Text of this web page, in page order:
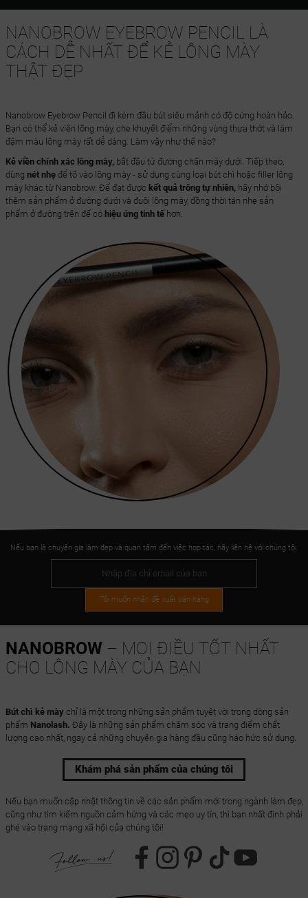
NANOBROW EYEBROW PENCIL LÀ
CÁCH DỄ NHẤT ĐỂ KẺ LÔNG MÀY
THẬT ĐẸP
Nanobrow Eyebrow Pencil đi kèm đầu bút siêu mảnh có độ cứng hoàn hảo.
Bạn có thể kẻ viên lông mày, che khuyết điểm những vùng thưa thớt và làm
đậm màu lông mày rất dễ dàng. Làm vậy như thế nào?
Kẻ viền chính xác lông mày,bắt đầu từ đường chân mày dưới. Tiếp theo,
dùng nét nhẹđể tô vào lông mày - sử dụng cùng loại bút chì hoặc filler lông
mày khác từ Nanobrow. Để đạt được kết quả trông tự nhiên,hãy nhớ bôi
thêm sản phẩm ở đường dưới và đuôi lông mày, đồng thời tán nhẹ sản
phẩm ở đường trên để có hiệu ứng tinh tếhơn.
Nếu bạn là chuyên gia làm đẹp và quan tâm đến việc hợp tác, hãy liên hệ với chúng tôi.
Tôi muốn nhận đề xuất bán hàng
NANOBROW– MỌI ĐIỀU TỐT NHẤT
CHO LÔNG MÀY CỦA BẠN
Bút chì kẻ mày chỉ là một trong những sản phẩm tuyệt vời trong dòng sản
phẩm Nanolash. Đây là những sản phẩm chăm sóc và trang điểm chất
lượng cao nhất, ngay cả những chuyên gia hàng đầu cũng háo hức sử dụng.
Khám phá sản phẩm của chúng tôi
Nếu bạn muốn cập nhật thông tin về các sản phẩm mới trong ngành làm đẹp,
cũng như tìm kiếm nguồn cảm hứng và các mẹo uy tín, thì bạn nhất định phải
ghé vào trang mạng xã hội của chúng tôi!